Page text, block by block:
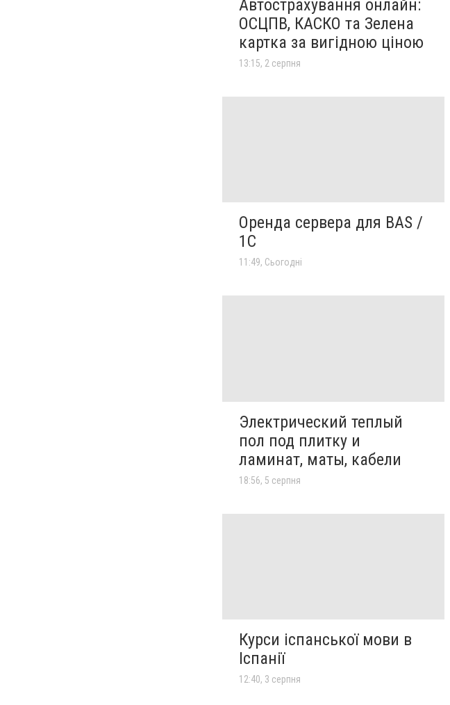
Автострахування онлайн:
ОСЦПВ, КАСКО та Зелена
картка за вигідною ціною
13:15, 2 серпня
Оренда сервера для BAS /
1C
11:49, Сьогодні
Электрический теплый
пол под плитку и
ламинат, маты, кабели
18:56, 5 серпня
Курси іспанської мови в
Іспанії
12:40, 3 серпня